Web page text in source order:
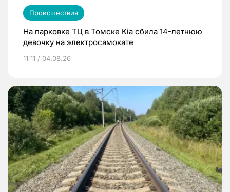
Происшествия
На парковке ТЦ в Томске Kia сбила 14-летнюю
девочку на электросамокате
11:11 / 04.08.26